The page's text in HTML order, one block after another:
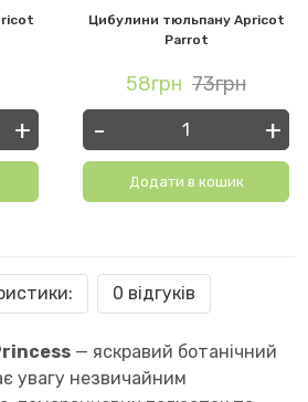
+
Цибулини тюльпану Apricot
Parrot
58грн 73грн
- +
Додати в кошик
0 відгуків
— яскравий ботанічний
увагу незвичайним